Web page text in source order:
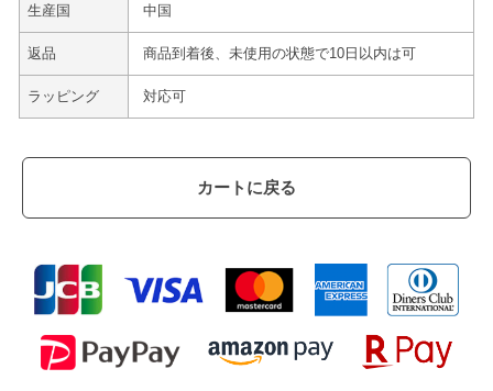
生産国 中国
返品 商品到着後、未使用の状態で10日以内は可
ラッピング 対応可
カートに戻る